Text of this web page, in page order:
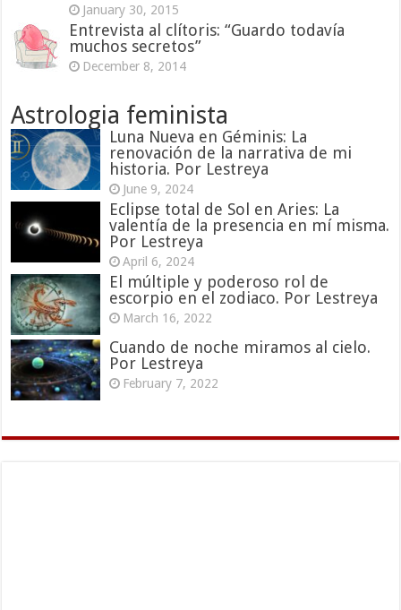
January 30, 2015
Entrevista al clítoris: “Guardo todavía
muchos secretos”
December 8, 2014
Astrologia feminista
Luna Nueva en Géminis: La
renovación de la narrativa de mi
historia. Por Lestreya
June 9, 2024
Eclipse total de Sol en Aries: La
valentía de la presencia en mí misma.
Por Lestreya
April 6, 2024
El múltiple y poderoso rol de
escorpio en el zodiaco. Por Lestreya
March 16, 2022
Cuando de noche miramos al cielo.
Por Lestreya
February 7, 2022